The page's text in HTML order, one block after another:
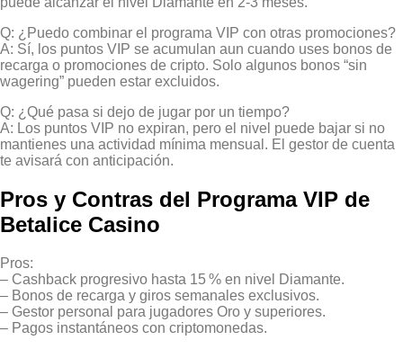
Q: ¿Puedo combinar el programa VIP con otras promociones?
A: Sí, los puntos VIP se acumulan aun cuando uses bonos de
recarga o promociones de cripto. Solo algunos bonos “sin
wagering” pueden estar excluidos.
Q: ¿Qué pasa si dejo de jugar por un tiempo?
A: Los puntos VIP no expiran, pero el nivel puede bajar si no
mantienes una actividad mínima mensual. El gestor de cuenta
te avisará con anticipación.
Pros y Contras del Programa VIP de
Betalice Casino
Pros:
– Cashback progresivo hasta 15 % en nivel Diamante.
– Bonos de recarga y giros semanales exclusivos.
– Gestor personal para jugadores Oro y superiores.
– Pagos instantáneos con criptomonedas.